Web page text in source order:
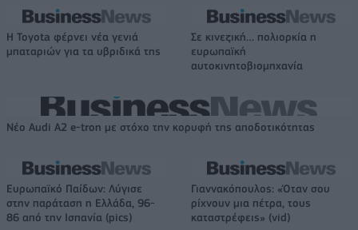
Η Toyota φέρνει νέα γενιά
μπαταριών για τα υβριδικά της
Σε κινεζική… πολιορκία η
ευρωπαϊκή
αυτοκινητοβιομηχανία
Νέο Audi A2 e-tron με στόχο την κορυφή της αποδοτικότητας
Ευρωπαϊκό Παίδων: Λύγισε
στην παράταση η Ελλάδα, 96-
86 από την Ισπανία (pics)
Γιαννακόπουλος: «Όταν σου
ρίχνουν μια πέτρα, τους
καταστρέφεις» (vid)